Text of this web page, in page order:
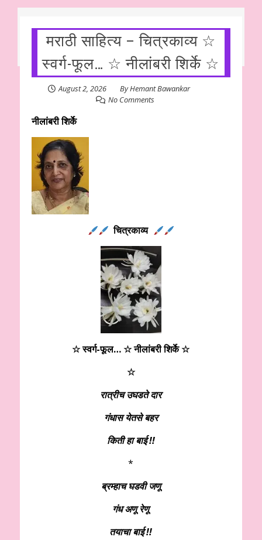
मराठी साहित्य – चित्रकाव्य ☆
स्वर्ग-फूल… ☆ नीलांबरी शिर्के ☆
August 2, 2026 ByHemant Bawankar
No Comments
नीलांबरी शिर्के
चित्रकाव्य
☆ स्वर्ग-फूल…☆नीलांबरी शिर्के☆
☆
रात्रीच उघडते दार
गंधास येतसे बहर
किती हा बाई !!
*
ब्रम्हाच घडवी जणू
गंध अणू रेणू
तयाचा बाई !!